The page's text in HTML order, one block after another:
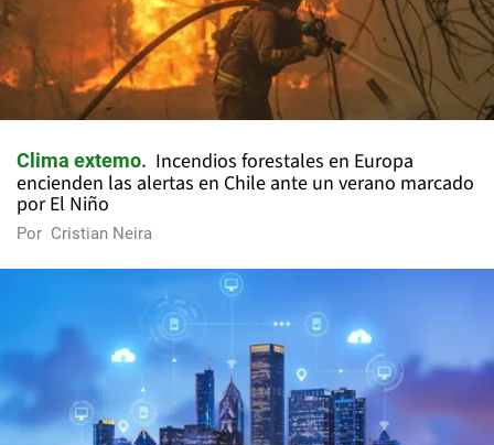
Clima extemo
Incendios forestales en Europa
encienden las alertas en Chile ante un verano marcado
por El Niño
Por Cristian Neira